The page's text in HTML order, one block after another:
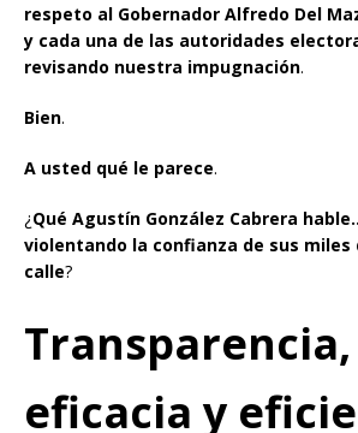
respeto al Gobernador Alfredo Del
y cada una de las autoridades
revisando nuestra impugnación.
Bien.
A usted qué le parece.
¿Qué Agustín González Cabrera
violentando la confianza de sus miles
calle?
Transparencia,
eficacia y